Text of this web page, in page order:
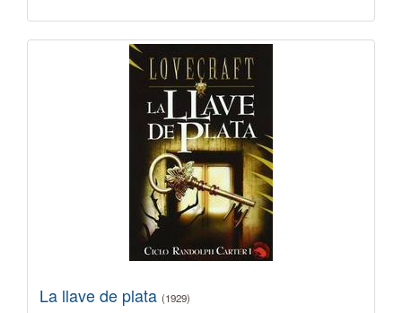
La llave de plata (1929)